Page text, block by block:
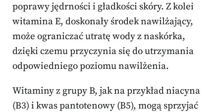
poprawy jędrności i gładkości skóry. Z kolei
witamina E, doskonały środek nawilżający,
może ograniczać utratę wody z naskórka,
dzięki czemu przyczynia się do utrzymania
odpowiedniego poziomu nawilżenia.
Witaminy z grupy B, jak na przykład niacyna
(B3) i kwas pantotenowy (B5), mogą sprzyjać